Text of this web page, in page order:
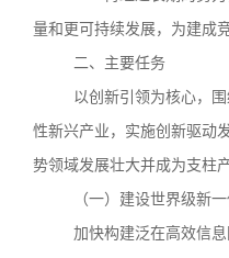
量和更可持续发展，为建成
二、主要任务
以创新引领为核心，
性新兴产业， 实施创新驱动
势领域发展壮大并成为支柱
（一）建设世界级新
加快构建泛在高效信